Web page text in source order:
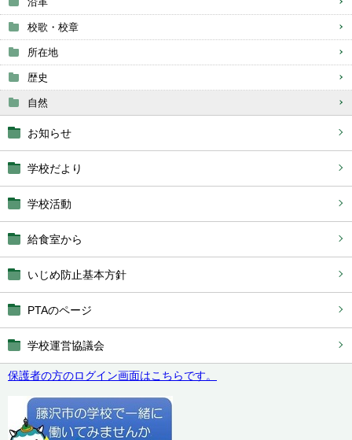
校歌・校章
所在地
歴史
自然
お知らせ
学校だより
学校活動
給食室から
いじめ防止基本方針
PTAのページ
学校運営協議会
保護者の方のログイン画面はこちらです。